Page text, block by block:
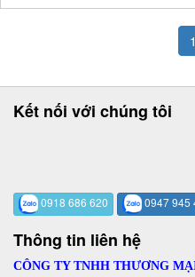
1
Kết nối với chúng tôi
0918 686 620 0947 945
Thông tin liên hệ
CÔNG TY TNHH THƯƠNG